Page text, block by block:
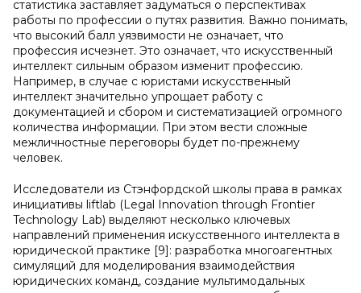
статистика заставляет задуматься о перспективах
работы по профессии о путях развития. Важно понимать,
что высокий балл уязвимости не означает, что
профессия исчезнет. Это означает, что искусственный
интеллект сильным образом изменит профессию.
Например, в случае с юристами искусственный
интеллект значительно упрощает работу с
документацией и сбором и систематизацией огромного
количества информации. При этом вести сложные
межличностные переговоры будет по-прежнему
человек.
Исследователи из Стэнфордской школы права в рамках
инициативы liftlab (Legal Innovation through Frontier
Technology Lab) выделяют несколько ключевых
направлений применения искусственного интеллекта в
юридической практике [9]: разработка многоагентных
симуляций для моделирования взаимодействия
юридических команд, создание мультимодальных